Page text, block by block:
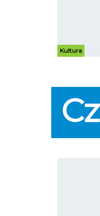
Kultura